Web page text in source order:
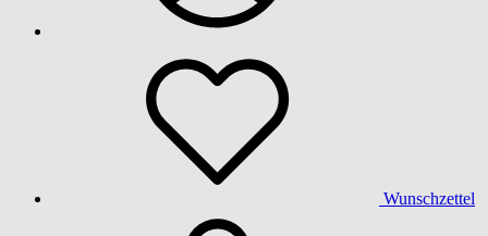
Wunschzettel